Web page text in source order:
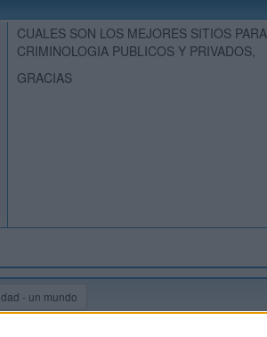
CUALES SON LOS MEJORES SITIOS
CRIMINOLOGIA PUBLICOS Y PRIVADOS,
GRACIAS
- un mundo